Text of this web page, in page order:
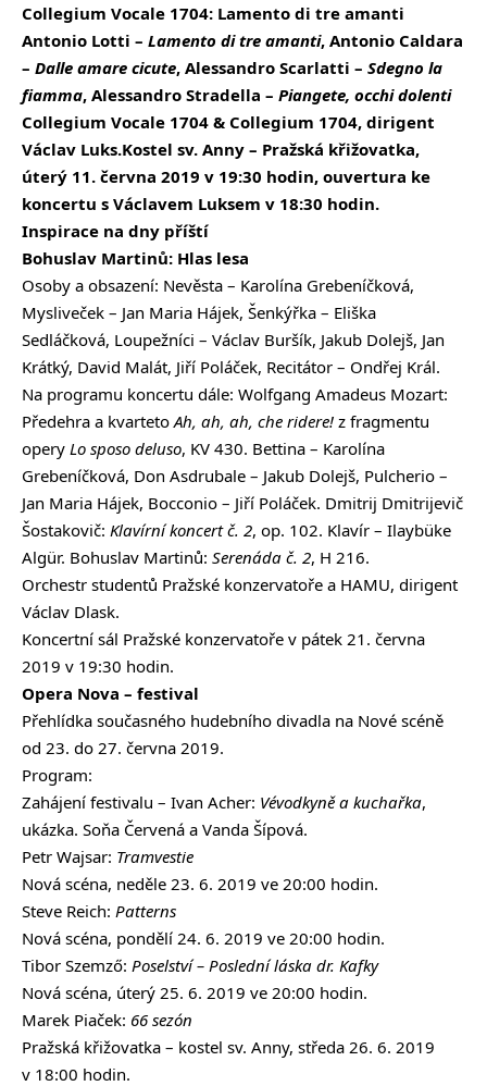
Collegium Vocale 1704: Lamento di tre amanti
Antonio Lotti – Lamento di tre amanti, Antonio Caldara
– Dalle amare cicute, Alessandro Scarlatti – Sdegno la
fiamma, Alessandro Stradella – Piangete, occhi dolenti
Collegium Vocale 1704 & Collegium 1704, dirigent
Václav Luks.Kostel sv. Anny – Pražská křižovatka,
úterý 11. června 2019 v 19:30 hodin, ouvertura ke
koncertu s Václavem Luksem v 18:30 hodin.
Inspirace na dny příští
Bohuslav Martinů: Hlas lesa
Osoby a obsazení: Nevěsta – Karolína Grebeníčková,
Mysliveček – Jan Maria Hájek, Šenkýřka – Eliška
Sedláčková, Loupežníci – Václav Buršík, Jakub Dolejš, Jan
Krátký, David Malát, Jiří Poláček, Recitátor – Ondřej Král.
Na programu koncertu dále: Wolfgang Amadeus Mozart:
Předehra a kvarteto Ah, ah, ah, che ridere! z fragmentu
opery Lo sposo deluso, KV 430. Bettina – Karolína
Grebeníčková, Don Asdrubale – Jakub Dolejš, Pulcherio –
Jan Maria Hájek, Bocconio – Jiří Poláček. Dmitrij Dmitrijevič
Šostakovič: Klavírní koncert č. 2, op. 102. Klavír – Ilaybüke
Algür. Bohuslav Martinů: Serenáda č. 2, H 216.
Orchestr studentů Pražské konzervatoře a HAMU, dirigent
Václav Dlask.
Koncertní sál Pražské konzervatoře v pátek 21. června
2019 v 19:30 hodin.
Opera Nova – festival
Přehlídka současného hudebního divadla na Nové scéně
od 23. do 27. června 2019.
Program:
Zahájení festivalu – Ivan Acher: Vévodkyně a kuchařka,
ukázka. Soňa Červená a Vanda Šípová.
Petr Wajsar: Tramvestie
Nová scéna, neděle 23. 6. 2019 ve 20:00 hodin.
Steve Reich: Patterns
Nová scéna, pondělí 24. 6. 2019 ve 20:00 hodin.
Tibor Szemző: Poselství – Poslední láska dr. Kafky
Nová scéna, úterý 25. 6. 2019 ve 20:00 hodin.
Marek Piaček: 66 sezón
Pražská křižovatka – kostel sv. Anny, středa 26. 6. 2019
v 18:00 hodin.